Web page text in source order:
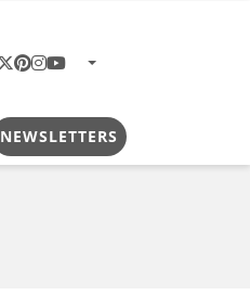
NEWSLETTERS